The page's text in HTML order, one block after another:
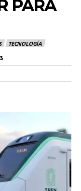
PARA
TECNOLOGÍA